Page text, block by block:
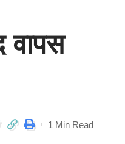
वापस
1 Min Read